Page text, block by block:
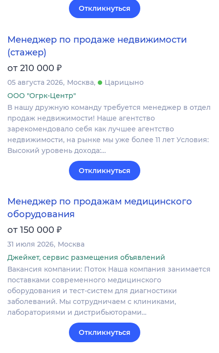
Откликнуться
Менеджер по продаже недвижимости
(стажер)
от 210 000 ₽
05 августа 2026 Москва
Царицыно
ООО "Огрк-Центр"
В нашу дружную команду требуется менеджер в отдел
продаж недвижимости! Наше агентство
зарекомендовало себя как лучшее агентство
недвижимости, на рынке мы уже более 11 лет Условия:
Высокий уровень дохода:…
Откликнуться
Менеджер по продажам медицинского
оборудования
от 150 000 ₽
31 июля 2026 Москва
Джейкет, сервис размещения объявлений
Вакансия компании: Поток Наша компания занимается
поставками современного медицинского
оборудования и тест-систем для диагностики
заболеваний. Мы сотрудничаем с клиниками,
лабораториями и дистрибьюторами…
Откликнуться